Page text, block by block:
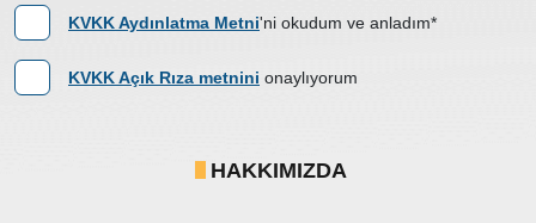
KVKK Aydınlatma Metni'ni okudum ve anladım*
KVKK Açık Rıza metnini onaylıyorum
HAKKIMIZDA